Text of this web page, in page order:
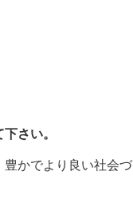
さい。
かでより良い社会